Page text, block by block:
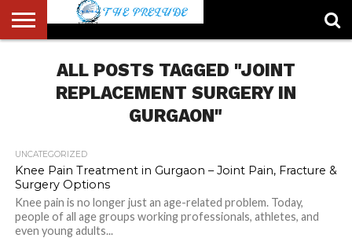
ACCOUNT
AUTHORS
FULL-
WIDTH
PAGE
HOME
LATEST
NEWS
LOGIN
LOGOUT
MEMBERS
PASSWORD
RESET
REGISTER
SAMPLE
PAGE
TYPOGRAPHY
USERALL POSTS TAGGED "JOINT
REPLACEMENT SURGERY IN
GURGAON"
UNCATEGORIZED
Knee Pain Treatment in Gurgaon – Joint Pain, Fracture &
Surgery Options
Knee pain is no longer just an age-related problem. Today,
people of all age groups working professionals, athletes, and
even young adults...